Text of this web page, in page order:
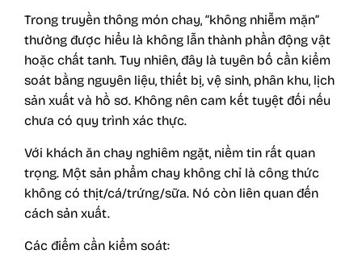
Trong truyền thông món chay, “không nhiễm mặn”
thường được hiểu là không lẫn thành phần động vật
hoặc chất tanh. Tuy nhiên, đây là tuyên bố cần kiểm
soát bằng nguyên liệu, thiết bị, vệ sinh, phân khu, lịch
sản xuất và hồ sơ. Không nên cam kết tuyệt đối nếu
chưa có quy trình xác thực.
Với khách ăn chay nghiêm ngặt, niềm tin rất quan
trọng. Một sản phẩm chay không chỉ là công thức
không có thịt/cá/trứng/sữa. Nó còn liên quan đến
cách sản xuất.
Các điểm cần kiểm soát: